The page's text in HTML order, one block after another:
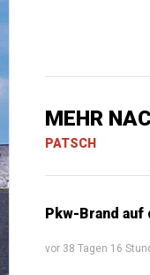
MEHR
PATSCH
Pkw-Brand auf
vor 38 Tagen 16